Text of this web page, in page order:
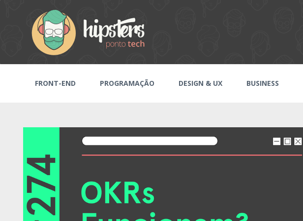
FRONT-END PROGRAMAÇÃO DESIGN & UX BUSINESS